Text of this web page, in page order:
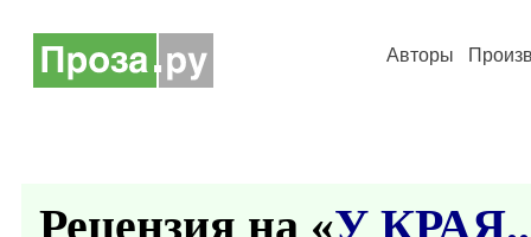
Авторы
Рецензия на «У